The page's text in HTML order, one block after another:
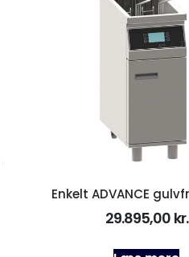
Enkelt ADVANCE
29.895,00 kr.